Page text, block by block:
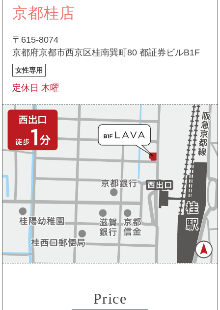
京都桂店
〒615-8074
京都府京都市西京区桂南巽町80 都証券ビルB1F
女性専用
定休日 木曜
Price